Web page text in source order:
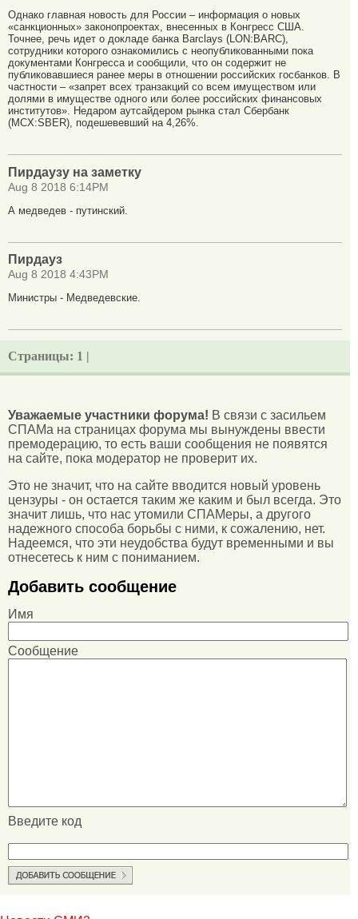
Однако главная новость для России – информация о новых
«санкционных» законопроектах, внесенных в Конгресс США.
Точнее, речь идет о докладе банка Barclays (LON:BARC),
сотрудники которого ознакомились с неопубликованными пока
документами Конгресса и сообщили, что он содержит не
публиковавшиеся ранее меры в отношении российских госбанков. В
частности – «запрет всех транзакций со всем имуществом или
долями в имуществе одного или более российских финансовых
институтов». Недаром аутсайдером рынка стал Сбербанк
(MCX:SBER), подешевевший на 4,26%.
Пирдаузу на заметку
Aug 8 2018 6:14PM
А медведев - путинский.
Пирдауз
Aug 8 2018 4:43PM
Министры - Медведевские.
Страницы: 1 |
Уважаемые участники форума! В связи с засильем
СПАМа на страницах форума мы вынуждены ввести
премодерацию, то есть ваши сообщения не появятся
на сайте, пока модератор не проверит их.
Это не значит, что на сайте вводится новый уровень
цензуры - он остается таким же каким и был всегда. Это
значит лишь, что нас утомили СПАМеры, а другого
надежного способа борьбы с ними, к сожалению, нет.
Надеемся, что эти неудобства будут временными и вы
отнесетесь к ним с пониманием.
Добавить сообщение
Имя
Сообщение
Введите код